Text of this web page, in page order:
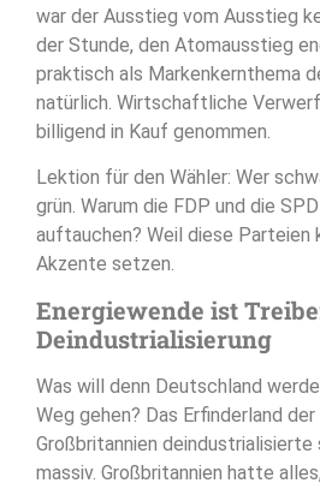
war der Ausstieg vom Ausstieg
der Stunde, den Atomausstieg
praktisch als Markenkernthema
natürlich. Wirtschaftliche
billigend in Kauf genommen.
Lektion für den Wähler: Wer
grün. Warum die FDP und die
auftauchen? Weil diese Parteien
Akzente setzen.
Energiewende ist
Deindustrialisierung
Was will denn Deutschland
Weg gehen? Das Erfinderland
Großbritannien
massiv. Großbritannien hatte